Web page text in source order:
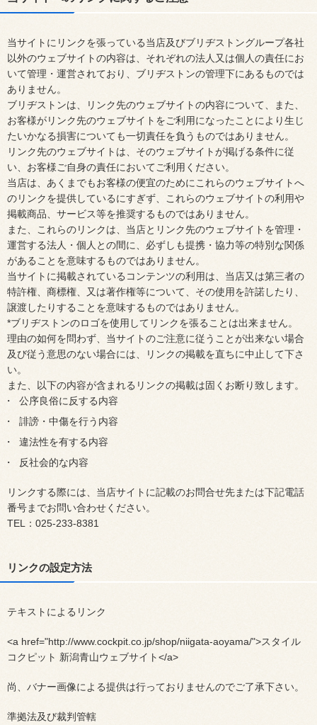
当サイトにリンクを張っている当店及びブリヂストングループ各社
以外のウェブサイトの内容は、それぞれの法人又は個人の責任にお
いて管理・運営されており、ブリヂストンの管理下にあるものでは
ありません。
ブリヂストンは、リンク先のウェブサイトの内容について、また、
お客様がリンク先のウェブサイトをご利用になったことにより生じ
たいかなる損害についても一切責任を負うものではありません。
リンク先のウェブサイトは、そのウェブサイトが掲げる条件に従
い、お客様ご自身の責任においてご利用ください。
当店は、あくまでもお客様の便宜のためにこれらのウェブサイトへ
のリンクを提供しているにすぎず、これらのウェブサイトの利用や
掲載商品、サービス等を推奨するものではありません。
また、これらのリンクは、当店とリンク先のウェブサイトを管理・
運営する法人・個人との間に、必ずしも提携・協力等の特別な関係
があることを意味するものではありません。
当サイトに掲載されているコンテンツの利用は、当店又は第三者の
特許権、商標権、又は著作権等について、その使用を許諾したり、
譲渡したりすることを意味するものではありません。
*ブリヂストンのロゴを使用してリンクを張ることは出来ません。
理由の如何を問わず、当サイトのご注意に従うことが出来ない場合
及び従う意思のない場合には、リンクの掲載を直ちに中止して下さ
い。
また、以下の内容が含まれるリンクの掲載は固くお断り致します。
公序良俗に反する内容
誹謗・中傷を行う内容
違法性を有する内容
反社会的な内容
リンクする際には、当店サイトに記載のお問合せ先または下記電話
番号までお問い合わせください。
TEL：025-233-8381
リンクの設定方法
テキストによるリンク
<a href="http://www.cockpit.co.jp/shop/niigata-aoyama/">スタイル
コクピット 新潟青山ウェブサイト</a>
尚、バナー画像による提供は行っておりませんのでご了承下さい。
準拠法及び裁判管轄